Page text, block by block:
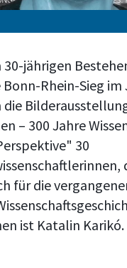
jährigen
Rhein-Sieg im
– 300 Jahre
30
für die
ist Katalin Karikó.